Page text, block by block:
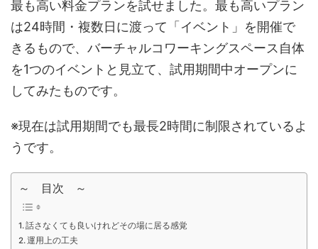
最も高い料金プランを試せました。最も高いプラン
は24時間・複数日に渡って「イベント」を開催で
きるもので、バーチャルコワーキングスペース自体
を1つのイベントと見立て、試用期間中オープンに
してみたものです。
※現在は試用期間でも最長2時間に制限されているよ
うです。
～ 目次 ～
話さなくても良いけれどその場に居る感覚
運用上の工夫